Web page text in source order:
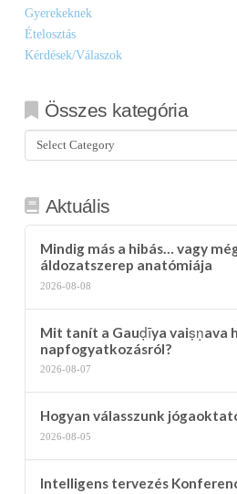
Gyerekeknek
Ételosztás
Kérdések/Válaszok
Összes kategória
Összes
kategória
Aktuális
Mindig más a hibás… vagy
áldozatszerep anatómiája
2026-08-08
Mit tanít a Gauḍīya vaiṣṇava
napfogyatkozásról?
2026-08-07
Hogyan válasszunk
2026-08-05
Intelligens tervezés